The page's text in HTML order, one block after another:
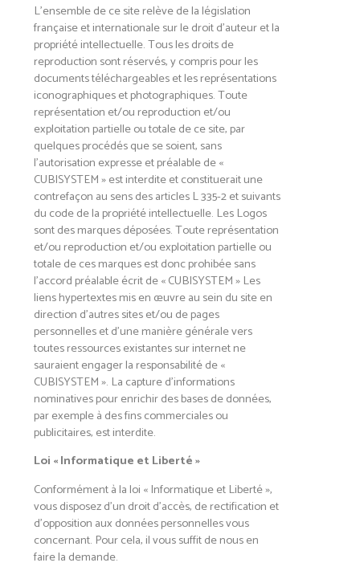
L’ensemble de ce site relève de la législation
française et internationale sur le droit d’auteur et la
propriété intellectuelle. Tous les droits de
reproduction sont réservés, y compris pour les
documents téléchargeables et les représentations
iconographiques et photographiques. Toute
représentation et/ou reproduction et/ou
exploitation partielle ou totale de ce site, par
quelques procédés que se soient, sans
l’autorisation expresse et préalable de «
CUBISYSTEM » est interdite et constituerait une
contrefaçon au sens des articles L 335-2 et suivants
du code de la propriété intellectuelle. Les Logos
sont des marques déposées. Toute représentation
et/ou reproduction et/ou exploitation partielle ou
totale de ces marques est donc prohibée sans
l’accord préalable écrit de « CUBISYSTEM » Les
liens hypertextes mis en œuvre au sein du site en
direction d’autres sites et/ou de pages
personnelles et d’une manière générale vers
toutes ressources existantes sur internet ne
sauraient engager la responsabilité de «
CUBISYSTEM ». La capture d’informations
nominatives pour enrichir des bases de données,
par exemple à des fins commerciales ou
publicitaires, est interdite.
Loi « Informatique et Liberté »
Conformément à la loi « Informatique et Liberté »,
vous disposez d’un droit d’accès, de rectification et
d’opposition aux données personnelles vous
concernant. Pour cela, il vous suffit de nous en
faire la demande.